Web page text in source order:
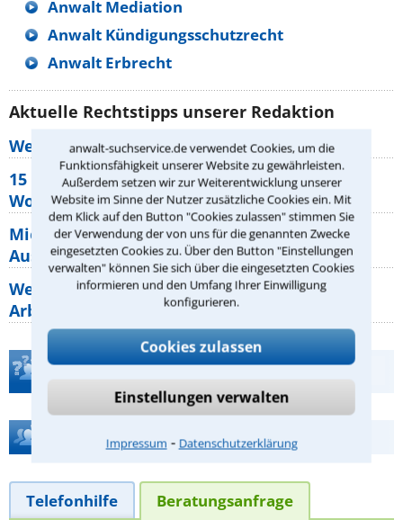
anwalt-suchservice.de verwendet Cookies, um die
Funktionsfähigkeit unserer Website zu gewährleisten.
Außerdem setzen wir zur Weiterentwicklung unserer
Website im Sinne der Nutzer zusätzliche Cookies ein. Mit
dem Klick auf den Button "Cookies zulassen" stimmen Sie
der Verwendung der von uns für die genannten Zwecke
eingesetzten Cookies zu. Über den Button "Einstellungen
verwalten" können Sie sich über die eingesetzten Cookies
informieren und den Umfang Ihrer Einwilligung
konfigurieren.
Cookies zulassen
Einstellungen verwalten
Impressum ⁃ Datenschutzerklärung
Anwalt Mediation
Anwalt Kündigungsschutzrecht
Anwalt Erbrecht
Aktuelle Rechtstipps unserer Redaktion
Wer muss Zweitwohnungssteuer zahlen?
15 elementare Rechte, die jeder
Wohnungseigentümer kennen sollte
Mietpreisbremse 2026: Alle Regeln,
Ausnahmen und Rechte für Mieter
Welche Regeln für Teilnahme, Urlaub,
Arbeitszeit gelten beim
Teste Dein Rechtswissen
Hilfe bei Ihrer Anwaltsuche?
Telefonhilfe Beratungsanfrage